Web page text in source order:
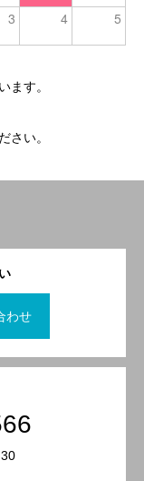
3 4 5
ます。
さい。
わせ